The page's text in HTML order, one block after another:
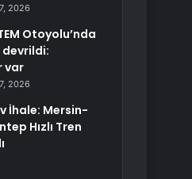
2026
Otoyolu’nda
var
2026
İhale: Mersin-
Hızlı Tren